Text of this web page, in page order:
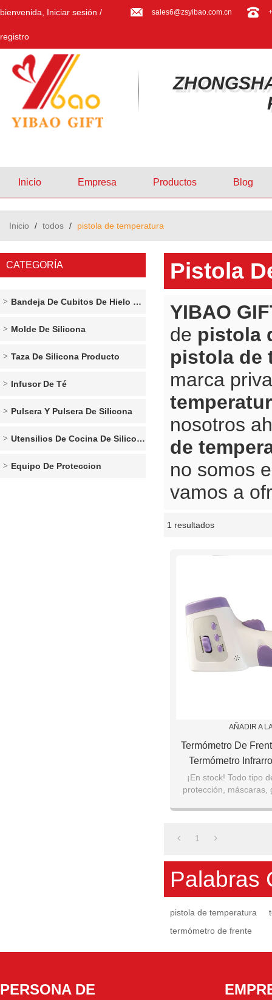
bienvenida, Iniciar sesión /
registro
sales6@zsyibao.com.cn
Inicio Empresa Productos Blog
Inicio / todos / pistola de temperatura
CATEGORÍA
Bandeja De Cubitos De Hielo De Silicona
Molde De Silicona
Taza De Silicona Producto
Infusor De Té
Pulsera Y Pulsera De Silicona
Utensilios De Cocina De Silicona
Equipo De Proteccion
Pistola
YIBAO
de pistola
pistola de
marca
nosotros
de
no somos
vamos a
1 resultados
AÑADIR A
Termómetro De
Termómetro
Temperatura Para
Mano
¡En stock! Todo tipo
protección, máscaras,
etc.
1
Palabras
pistola de temperatura
termómetro de frente
PERSONA DE